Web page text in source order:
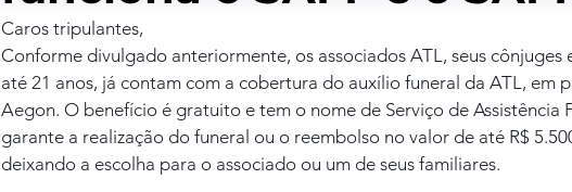
Caros tripulantes,
Conforme divulgado anteriormente, os associados ATL, seus cônjuges
até 21 anos, já contam com a cobertura do auxílio funeral da ATL, em
Aegon. O benefício é gratuito e tem o nome de Serviço de Assistência
garante a realização do funeral ou o reembolso no valor de até R$
deixando a escolha para o associado ou um de seus familiares.